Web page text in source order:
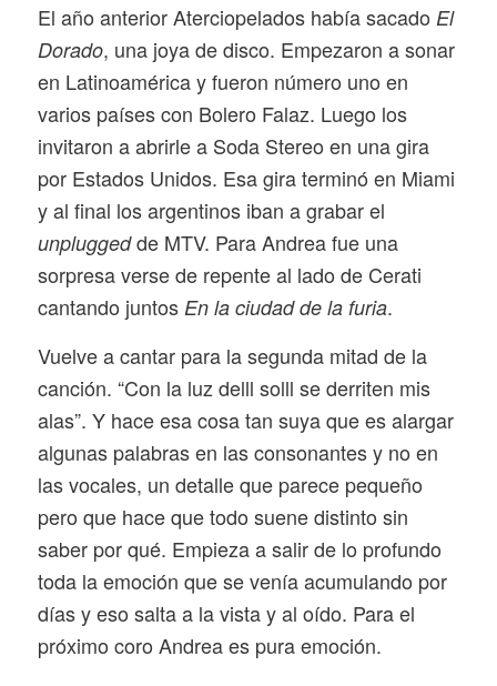
El año anterior Aterciopelados había sacado El
Dorado, una joya de disco. Empezaron a sonar
en Latinoamérica y fueron número uno en
varios países con Bolero Falaz. Luego los
invitaron a abrirle a Soda Stereo en una gira
por Estados Unidos. Esa gira terminó en Miami
y al final los argentinos iban a grabar el
unpluggedde MTV. Para Andrea fue una
sorpresa verse de repente al lado de Cerati
cantando juntos En la ciudad de la furia.
Vuelve a cantar para la segunda mitad de la
canción. “Con la luz delll solll se derriten mis
alas”. Y hace esa cosa tan suya que es alargar
algunas palabras en las consonantes y no en
las vocales, un detalle que parece pequeño
pero que hace que todo suene distinto sin
saber por qué. Empieza a salir de lo profundo
toda la emoción que se venía acumulando por
días y eso salta a la vista y al oído. Para el
próximo coro Andrea es pura emoción.